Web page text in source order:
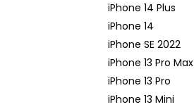
iPhone 14 Plus
iPhone 14
iPhone SE 2022
iPhone 13 Pro Max
iPhone 13 Pro
iPhone 13 Mini